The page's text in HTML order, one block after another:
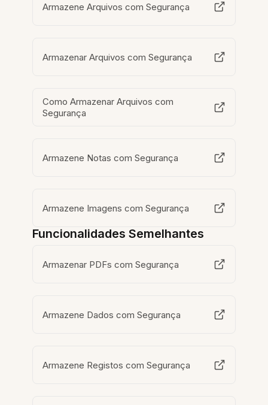
Armazene Arquivos com Segurança
Armazenar Arquivos com Segurança
Como Armazenar Arquivos com
Segurança
Armazene Notas com Segurança
Armazene Imagens com Segurança
Funcionalidades Semelhantes
Armazenar PDFs com Segurança
Armazene Dados com Segurança
Armazene Registos com Segurança